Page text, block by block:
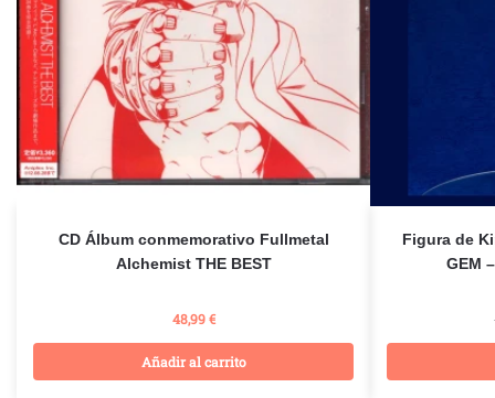
CD Álbum conmemorativo Fullmetal
Alchemist THE BEST
48,99€
Añadir al carrito
Figura de
GEM